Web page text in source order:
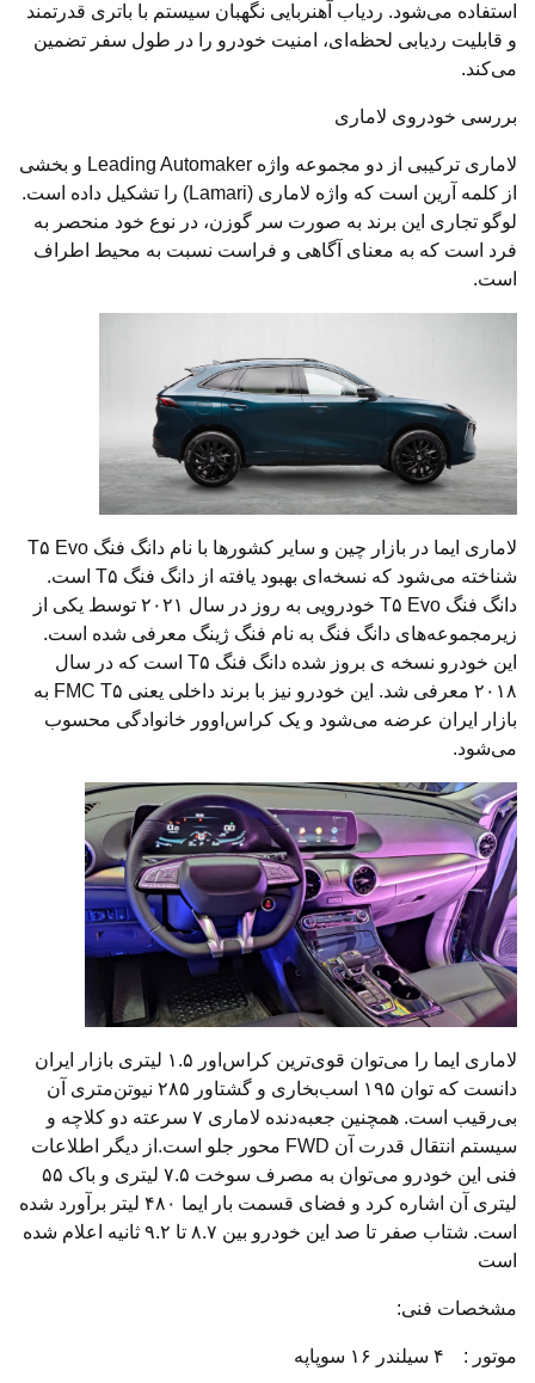
استفاده می‌شود. ردیاب آهنربایی نگهبان سیستم با باتری قدرتمند
و قابلیت ردیابی لحظه‌ای، امنیت خودرو را در طول سفر تضمین
می‌کند.
بررسی خودروی لاماری
لاماری ترکیبی از دو مجموعه واژه Leading Automaker و بخشی
از کلمه آرین است که واژه لاماری (Lamari) را تشکیل داده است.
لوگو تجاری این برند به صورت سر گوزن، در نوع خود منحصر به
فرد است که به معنای آگاهی و فراست نسبت به محیط اطراف
است.
لاماری ایما در بازار چین و سایر کشورها با نام دانگ فنگ T۵ Evo
شناخته می‌شود که نسخه‌ای بهبود یافته از دانگ فنگ T۵ است.
دانگ فنگ T۵ Evo خودرویی به روز در سال ۲۰۲۱ توسط یکی از
زیرمجموعه‌های دانگ فنگ به نام فنگ ژینگ معرفی شده است.
این خودرو نسخه‌ ی بروز شده دانگ فنگ T۵ است که در سال
۲۰۱۸ معرفی شد. این خودرو نیز با برند داخلی یعنی FMC T۵ به
بازار ایران عرضه می‌شود و یک کراس‌اوور خانوادگی محسوب
می‌شود.
لاماری ایما را می‌توان قوی‌ترین کراس‌اور ۱.۵ لیتری بازار ایران
دانست که توان ۱۹۵ اسب‌بخاری و گشتاور ۲۸۵ نیوتن‌متری آن
بی‌رقیب است. همچنین جعبه‌دنده لاماری ۷ سرعته دو کلاچه و
سیستم انتقال قدرت آن FWD محور جلو است.از دیگر اطلاعات
فنی این خودرو می‌توان به مصرف سوخت ۷.۵ لیتری و باک ۵۵
لیتری آن اشاره کرد و فضای قسمت بار ایما ۴۸۰ لیتر برآورد شده
است. شتاب صفر تا صد این خودرو بین ۸.۷ تا ۹.۲ ثانیه اعلام شده
است
مشخصات فنی:
موتور : ۴ سیلندر ۱۶ سوپاپه